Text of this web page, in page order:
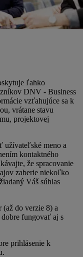
ľahko
DNV - Business
vzťahujúce sa k
vrátane stavu
projektovej
užívateľské meno a
kontaktného
že spracovanie
zaberie niekoľko
Váš súhlas
do verzie 8) a
fungovať aj s
prihlásenie k